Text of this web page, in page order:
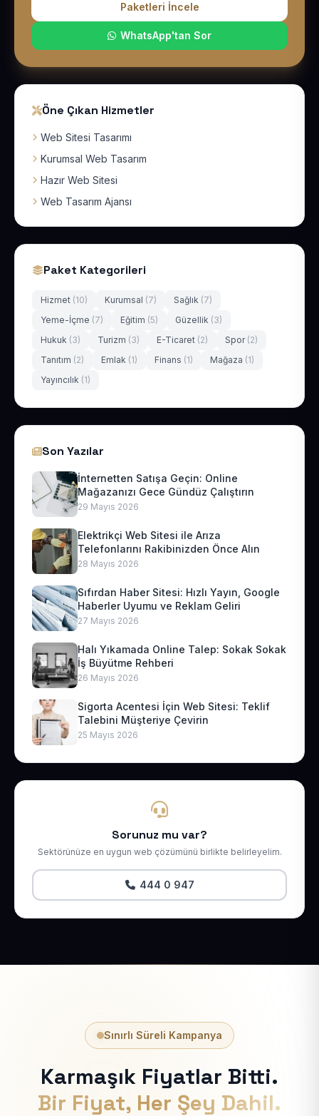
Paketleri İncele
WhatsApp'tan Sor
Öne Çıkan Hizmetler
Web Sitesi Tasarımı
Kurumsal Web Tasarım
Hazır Web Sitesi
Web Tasarım Ajansı
Paket Kategorileri
Hizmet (10) Kurumsal (7) Sağlık (7)
Yeme-İçme (7) Eğitim (5) Güzellik (3)
Hukuk (3) Turizm (3) E-Ticaret (2) Spor (2)
Tanıtım (2) Emlak (1) Finans (1) Mağaza (1)
Yayıncılık (1)
Son Yazılar
İnternetten Satışa Geçin: Online
Mağazanızı Gece Gündüz Çalıştırın
29 Mayıs 2026
Elektrikçi Web Sitesi ile Arıza
Telefonlarını Rakibinizden Önce Alın
28 Mayıs 2026
Sıfırdan Haber Sitesi: Hızlı Yayın, Google
Haberler Uyumu ve Reklam Geliri
27 Mayıs 2026
Halı Yıkamada Online Talep: Sokak Sokak
İş Büyütme Rehberi
26 Mayıs 2026
Sigorta Acentesi İçin Web Sitesi: Teklif
Talebini Müşteriye Çevirin
25 Mayıs 2026
Sorunuz mu var?
Sektörünüze en uygun web çözümünü birlikte belirleyelim.
444 0 947
Sınırlı Süreli Kampanya
Karmaşık Fiyatlar Bitti.
Bir Fiyat, Her Şey Dahil.